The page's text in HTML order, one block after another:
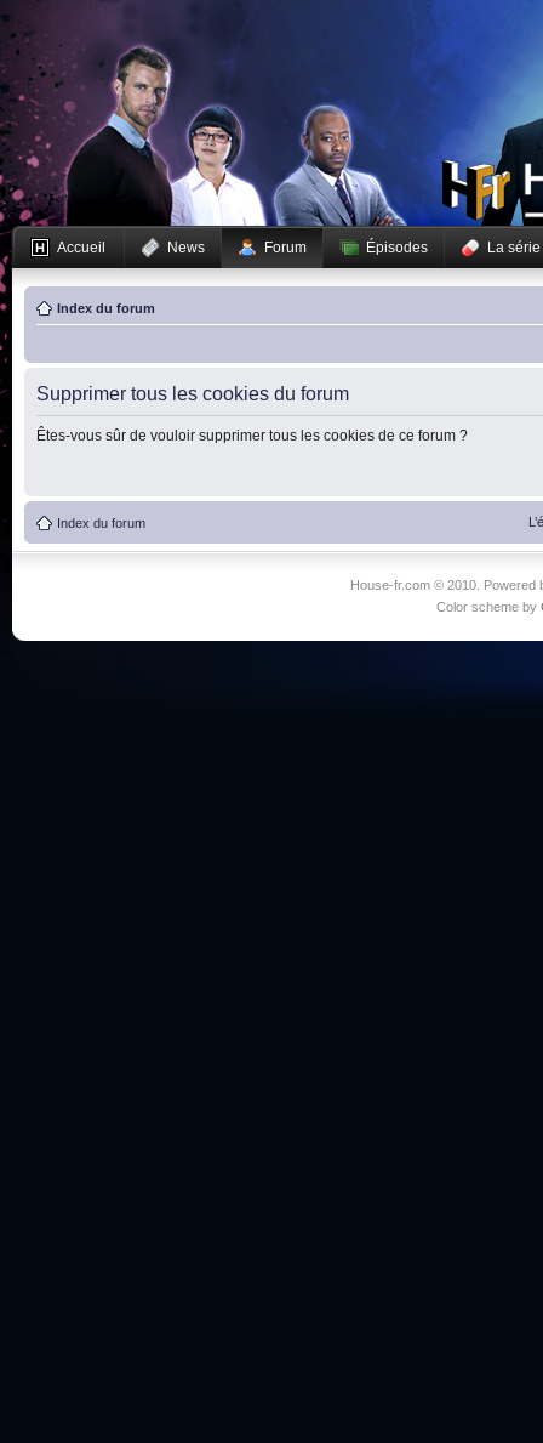
Accueil News Forum Épisodes La série
Index du forum
Supprimer tous les cookies du forum
Êtes-vous sûr de vouloir supprimer tous les cookies de ce forum ?
Index du forum
House-fr.com © 2010. Powered
Color scheme by